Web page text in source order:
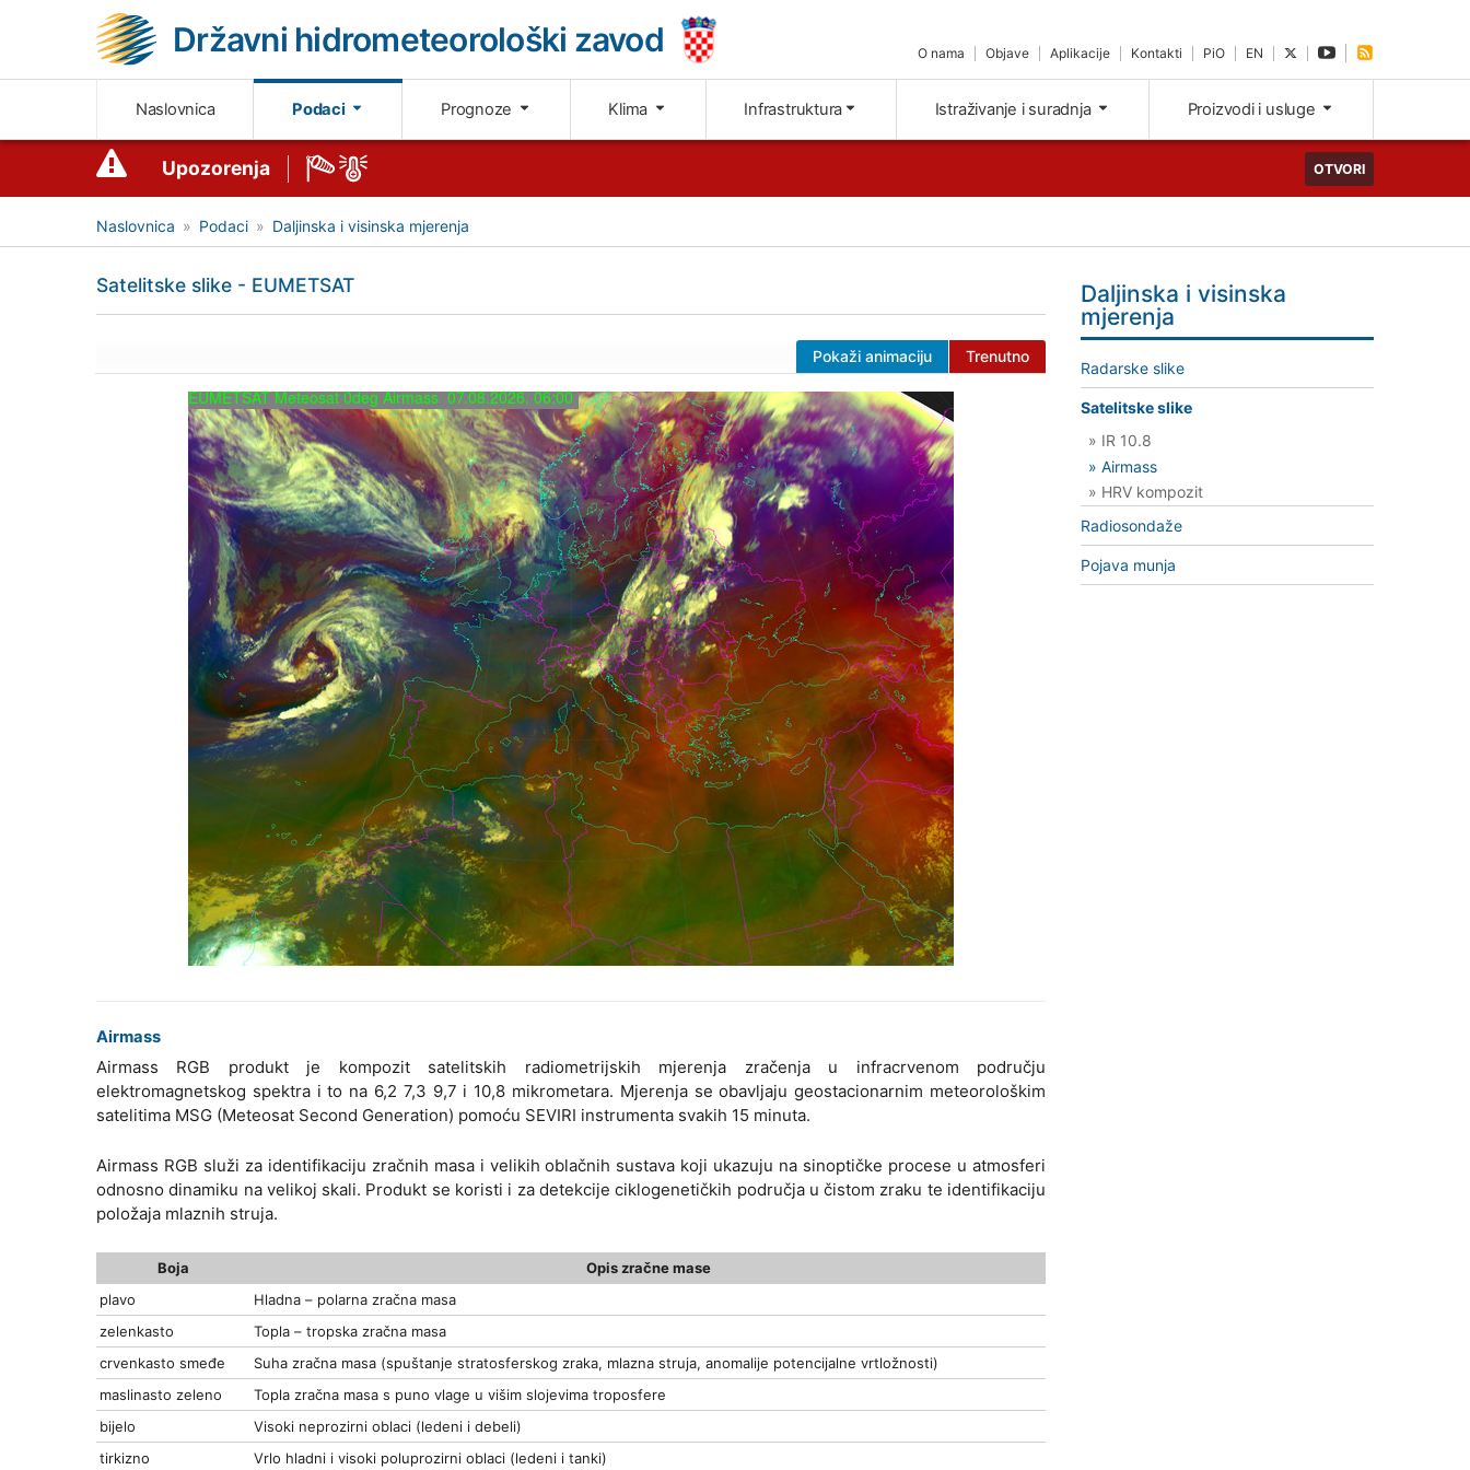
Državni hidrometeorološki zavod O nama Objave Aplikacije Kontakti PiO EN
Naslovnica Podaci Prognoze Klima Infrastruktura Istraživanje i suradnja Proizvodi i usluge
Upozorenja OTVORI
Naslovnica Podaci Daljinska i visinska mjerenja
Satelitske slike - EUMETSAT
Pokaži animaciju Trenutno
Airmass
Airmass RGB produkt je kompozit satelitskih radiometrijskih mjerenja zračenja u infracrvenom području
elektromagnetskog spektra i to na 6,2 7,3 9,7 i 10,8 mikrometara. Mjerenja se obavljaju geostacionarnim meteorološkim
satelitima MSG (Meteosat Second Generation) pomoću SEVIRI instrumenta svakih 15 minuta.
Airmass RGB služi za identifikaciju zračnih masa i velikih oblačnih sustava koji ukazuju na sinoptičke procese u atmosferi
odnosno dinamiku na velikoj skali. Produkt se koristi i za detekcije ciklogenetičkih područja u čistom zraku te identifikaciju
položaja mlaznih struja.
Boja
Opis zračne mase
plavo
Hladna – polarna zračna masa
zelenkasto
Topla – tropska zračna masa
crvenkasto smeđe
Suha zračna masa (spuštanje stratosferskog zraka, mlazna struja, anomalije potencijalne vrtložnosti)
maslinasto zeleno
Topla zračna masa s puno vlage u višim slojevima troposfere
bijelo
Visoki neprozirni oblaci (ledeni i debeli)
tirkizno
Vrlo hladni i visoki poluprozirni oblaci (ledeni i tanki)
Daljinska i visinska
mjerenja
Radarske slike
Satelitske slike
» IR 10.8
» Airmass
» HRV kompozit
Radiosondaže
Pojava munja